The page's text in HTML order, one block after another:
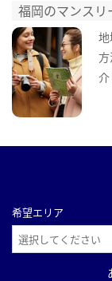
福岡のマンス
介
希望エリア